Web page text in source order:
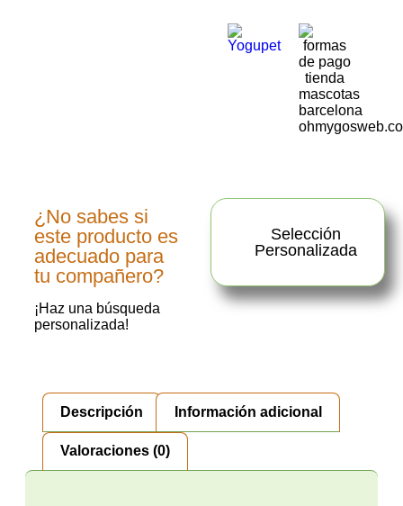
¿No sabes si
este producto es
adecuado para
tu compañero?
¡Haz una búsqueda
personalizada!
Selección
Personalizada
Descripción Información adicional
Valoraciones (0)